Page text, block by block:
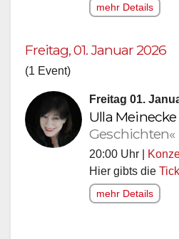
mehr Details
Freitag, 01. Januar 2026
(1 Event)
Freitag 01.
Ulla Meinecke
Geschichten«
20:00 Uhr |
Hier gibts die
mehr Details